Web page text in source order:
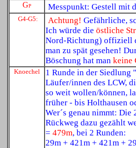
GP Messpunkt: Gestell mit
G4-G5: Achtung! Gefährliche,
Ich würde die östliche
Nord-Richtung) offiziell
man zu spät gesehen!
Böschung hat man keine
Knoechel
1 Runde in der
Läufer/innen des LCW,
so weit wollen/können,
früher - bis Holthausen
Wer´s genau nimmt:
Rückweg dazu gezählt
= 479m, bei 2 Runden:
29m + 421m + 421m +